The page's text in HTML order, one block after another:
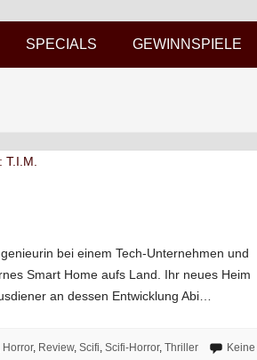
SPECIALS GEWINNSPIELE
bei einem Tech-Unternehmen und
Smart Home aufs Land. Ihr neues Heim
an dessen Entwicklung Abi…
Horror, Review, Scifi, Scifi-Horror, Thriller
Keine